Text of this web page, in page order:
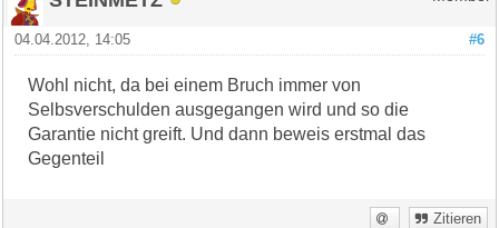
#6
04.04.2012, 14:05
Wohl nicht, da bei einem Bruch immer von
Selbsverschulden ausgegangen wird und so die
Garantie nicht greift. Und dann beweis erstmal das
Gegenteil
Zitieren